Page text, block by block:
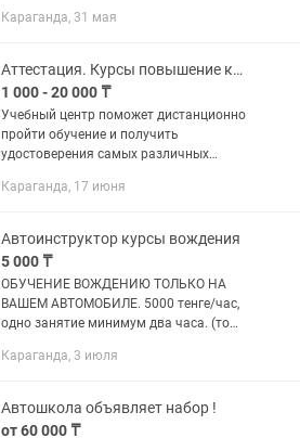
🔹Инстаграм Мы обучаем по
Бухгалтерский...
Караганда, 31 мая
Аттестация. Курсы повышение квалификации
1 000 - 20 000 ₸
Учебный центр поможет дистанционно
пройти обучение и получить
удостоверения самых различных
минимум (ПТМ) Промышленной
безопасности и...
Караганда, 17 июня
Автоинструктор курсы вождения
5 000 ₸
ОБУЧЕНИЕ ВОЖДЕНИЮ ТОЛЬКО НА
ВАШЕМ АВТОМОБИЛЕ. 5000 тенге/час,
одно занятие минимум два часа. (то
Первоначальное обучение на
для лиц,...
Караганда, 3 июля
Автошкола объявляет набор !
от 60 000 ₸